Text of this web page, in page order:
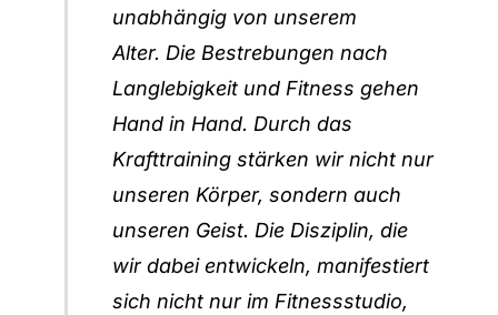
unabhängig von unserem
Alter. Die Bestrebungen nach
Langlebigkeit und Fitness gehen
Hand in Hand. Durch das
Krafttraining stärken wir nicht nur
unseren Körper, sondern auch
unseren Geist. Die Disziplin, die
wir dabei entwickeln, manifestiert
sich nicht nur im Fitnessstudio,